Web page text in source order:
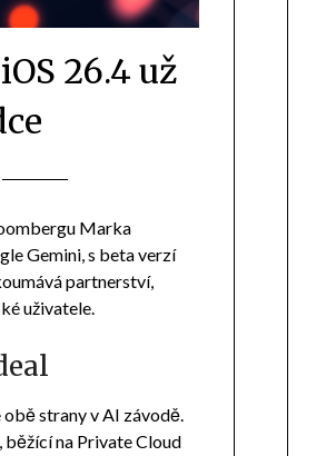
26.4 už
Marka
Gemini, s beta verzí
partnerství,
uživatele.
strany v AI závodě.
na Private Cloud